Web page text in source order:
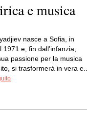
e musica
nasce a Sofia, in
1971 e, fin dall’infanzia,
passione per la musica
si trasformerà in vera